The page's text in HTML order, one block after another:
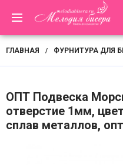
ГЛАВНАЯ / ФУРНИТУРА ДЛЯ
ОПТ Подвеска
отверстие 1мм,
сплав металлов,